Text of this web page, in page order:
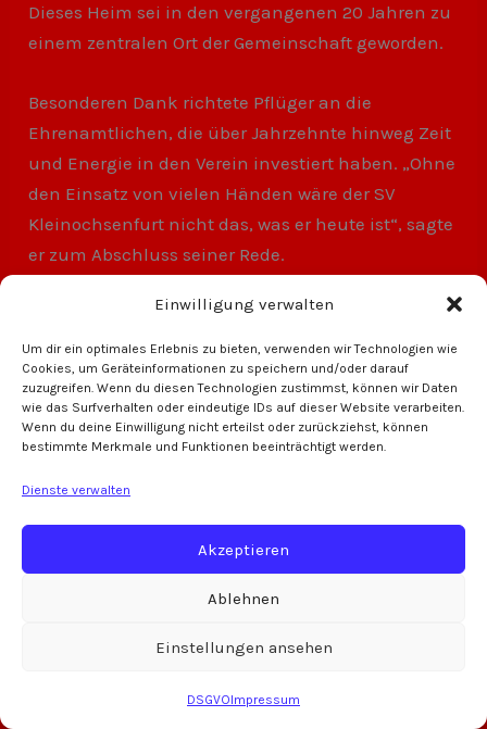
Einwilligung verwalten
Um dir ein optimales Erlebnis zu bieten, verwenden wir Technologien wie
Cookies, um Geräteinformationen zu speichern und/oder darauf
zuzugreifen. Wenn du diesen Technologien zustimmst, können wir Daten
wie das Surfverhalten oder eindeutige IDs auf dieser Website verarbeiten.
Wenn du deine Einwilligung nicht erteilst oder zurückziehst, können
bestimmte Merkmale und Funktionen beeinträchtigt werden.
Dienste verwalten
Akzeptieren
Ablehnen
Einstellungen ansehen
DSGVOImpressum
Dieses Heim sei in den vergangenen 20 Jahren zu
einem zentralen Ort der Gemeinschaft geworden.
Besonderen Dank richtete Pflüger an die
Ehrenamtlichen, die über Jahrzehnte hinweg Zeit
und Energie in den Verein investiert haben. „Ohne
den Einsatz von vielen Händen wäre der SV
Kleinochsenfurt nicht das, was er heute ist“, sagte
er zum Abschluss seiner Rede.
Den Schlusspunkt des offiziellen Teils setzte der 2.
Vorsitzende Sven Kolb. In seiner emotionalen Rede
erinnerte er an die Gründung des Vereins durch 23
Männer in schwierigen Zeiten und betonte, dass
der SV Kleinochsenfurt nun bereit sei, die Früchte
hob hervor, dass die Jugendförderung auch
weiterhin im Mittelpunkt stehen werde, und rief
dazu auf, den Zusammenhalt im Verein zu
stärken. Mit einem leidenschaftlichen Appell, den
geselligen Teil des Abends über.
Das 75-jährige Jubiläum des SV Kleinochsenfurt